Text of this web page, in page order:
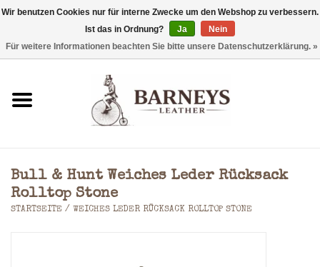
0 Artikel - €0,00
Geldbörse
Rucksäcke
Bull & Hunt Weiches Leder Rücksack
Rolltop Stone
STARTSEITE / WEICHES LEDER RÜCKSACK ROLLTOP STONE
Wir benutzen Cookies nur für interne Zwecke um den Webshop zu verbessern.
Ist das in Ordnung?
Ja
Nein
Für weitere Informationen beachten Sie bitte unsere Datenschutzerklärung. »